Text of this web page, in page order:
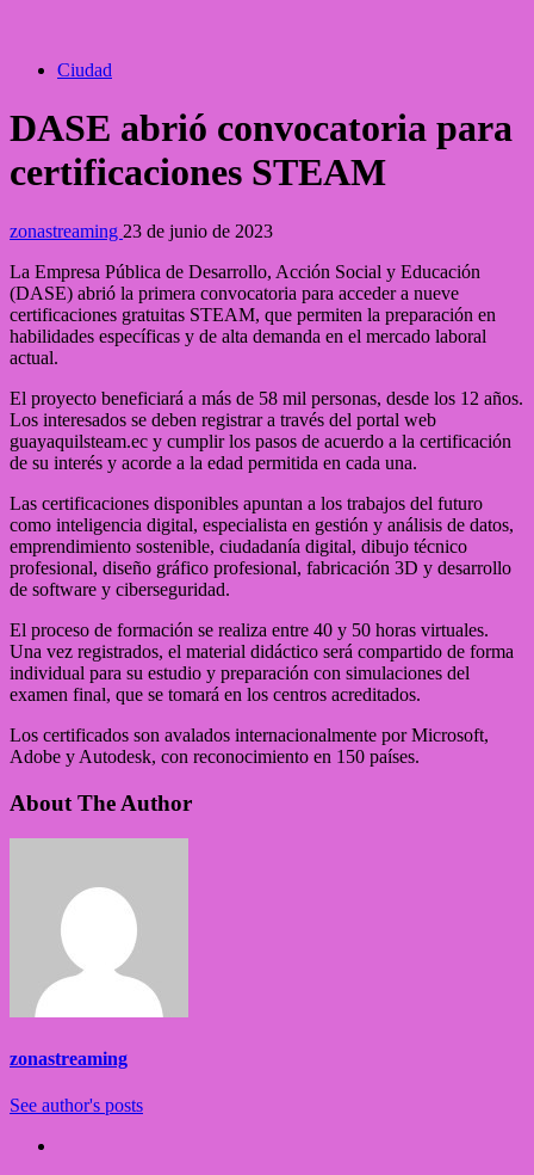
Ciudad
DASE abrió convocatoria para
certificaciones STEAM
zonastreaming 23 de junio de 2023
La Empresa Pública de Desarrollo, Acción Social y Educación
(DASE) abrió la primera convocatoria para acceder a nueve
certificaciones gratuitas STEAM, que permiten la preparación en
habilidades específicas y de alta demanda en el mercado laboral
actual.
El proyecto beneficiará a más de 58 mil personas, desde los 12 años.
Los interesados se deben registrar a través del portal web
guayaquilsteam.ec y cumplir los pasos de acuerdo a la certificación
de su interés y acorde a la edad permitida en cada una.
Las certificaciones disponibles apuntan a los trabajos del futuro
como inteligencia digital, especialista en gestión y análisis de datos,
emprendimiento sostenible, ciudadanía digital, dibujo técnico
profesional, diseño gráfico profesional, fabricación 3D y desarrollo
de software y ciberseguridad.
El proceso de formación se realiza entre 40 y 50 horas virtuales.
Una vez registrados, el material didáctico será compartido de forma
individual para su estudio y preparación con simulaciones del
examen final, que se tomará en los centros acreditados.
Los certificados son avalados internacionalmente por Microsoft,
Adobe y Autodesk, con reconocimiento en 150 países.
About The Author
zonastreaming
See author's posts